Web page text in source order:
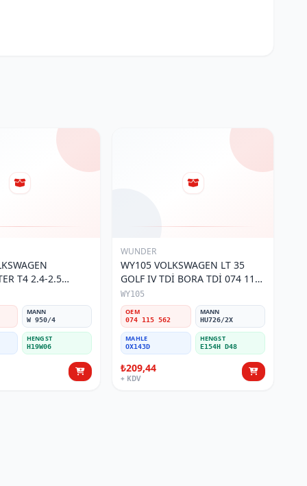
T4 2.4-2.5
MANN
W 950/4
HENGST
H19W06
WUNDER
WY105 VOLKSWAGEN LT 35
GOLF IV TDİ BORA TDİ 074 115
562 Yağ Filtresi
WY105
OEM
074 115 562
MANN
HU726/2X
MAHLE
OX143D
HENGST
E154H D48
₺209,44
+ KDV